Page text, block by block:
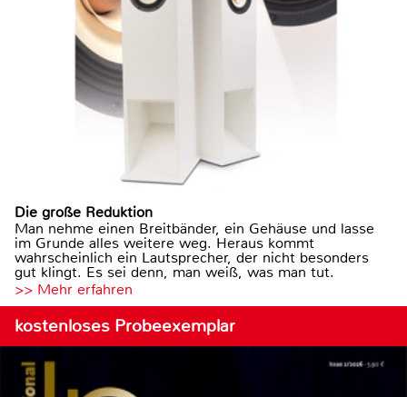
Die große Reduktion
Man nehme einen Breitbänder, ein Gehäuse und lasse
im Grunde alles weitere weg. Heraus kommt
wahrscheinlich ein Lautsprecher, der nicht besonders
gut klingt. Es sei denn, man weiß, was man tut.
>> Mehr erfahren
kostenloses Probeexemplar